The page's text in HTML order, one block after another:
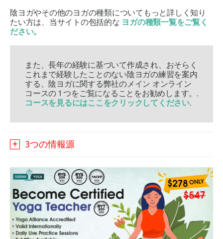
陰ヨガやその他のヨガの種類についてもっと詳しく知り
たい方は、当サイトの包括的な ヨガの種類一覧をご覧く
ださい。
また、長年の経験に基づいて作成され、おそらく
これまで経験したことのない陰ヨガの練習を案内
する、陰ヨガに関する弊社のメイン オンライン
コースの 1 つをご覧になることをお勧めします。.
コースを見るにはここをクリックしてください.
3つの情報源